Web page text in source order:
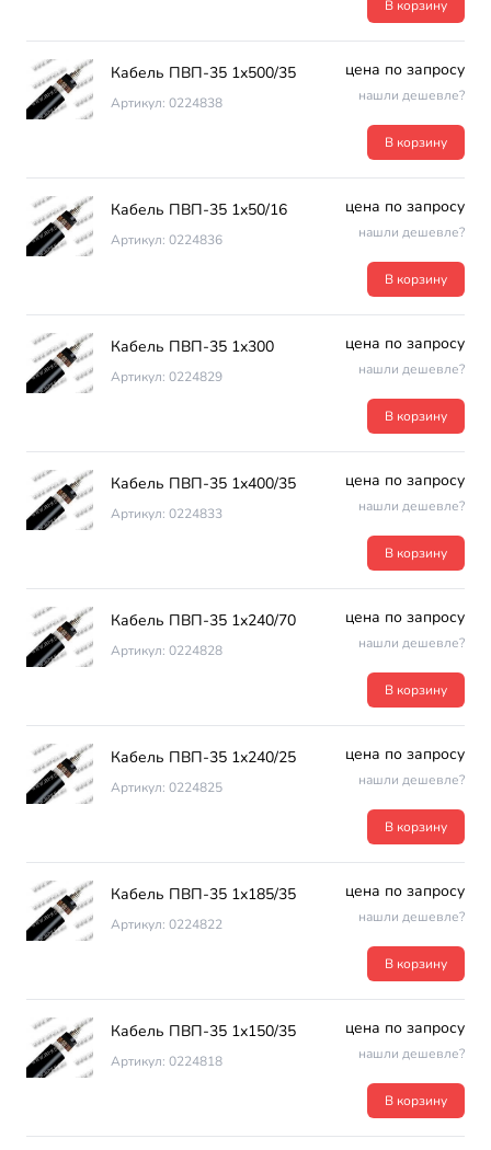
В корзину
Кабель ПВП-35 1х500/35
Артикул: 0224838
цена по запросу
нашли дешевле?
В корзину
Кабель ПВП-35 1х50/16
Артикул: 0224836
цена по запросу
нашли дешевле?
В корзину
Кабель ПВП-35 1х300
Артикул: 0224829
цена по запросу
нашли дешевле?
В корзину
Кабель ПВП-35 1х400/35
Артикул: 0224833
цена по запросу
нашли дешевле?
В корзину
Кабель ПВП-35 1х240/70
Артикул: 0224828
цена по запросу
нашли дешевле?
В корзину
Кабель ПВП-35 1х240/25
Артикул: 0224825
цена по запросу
нашли дешевле?
В корзину
Кабель ПВП-35 1х185/35
Артикул: 0224822
цена по запросу
нашли дешевле?
В корзину
Кабель ПВП-35 1х150/35
Артикул: 0224818
цена по запросу
нашли дешевле?
В корзину